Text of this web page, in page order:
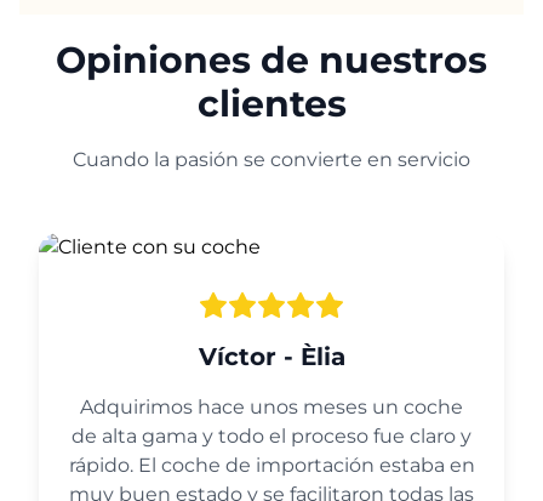
Opiniones de nuestros
clientes
Cuando la pasión se convierte en servicio
Víctor - Èlia
Adquirimos hace unos meses un coche
de alta gama y todo el proceso fue claro y
rápido. El coche de importación estaba en
muy buen estado y se facilitaron todas las